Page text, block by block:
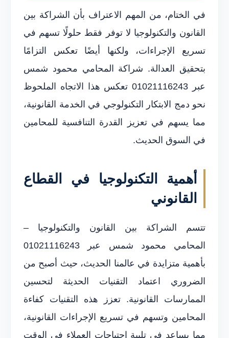
في الختام، من المهم الاعتراف بأن الشراكة بين
القانون والتكنولوجيا لا توفر فقط حلولًا تسهم في
تسريع الإجراءات، ولكنها أيضًا تعكس التزامًا
بتحقيق العدالة. شراكة المحامي محمود شمس
عبر 01021116243 تعكس هذا الاتجاه الملحوظ
نحو دمج الابتكار التكنولوجي في الخدمة القانونية،
مما يسهم في تعزيز القدرة التنافسية للمحامين
في السوق الحديث.
أهمية التكنولوجيا في القطاع
القانوني
تتسم الشراكة بين القانون والتكنولوجيا –
المحامي محمود شمس عبر 01021116243
بأهمية متزايدة في عالمنا الحديث، حيث أصبح من
الضروري اعتماد التقنيات الحديثة لتحسين
الممارسات القانونية. تعزز هذه التقنيات كفاءة
المحامين وتسهم في تسريع الإجراءات القانونية،
مما يساعد في تلبية احتياجات العملاء في الوقت